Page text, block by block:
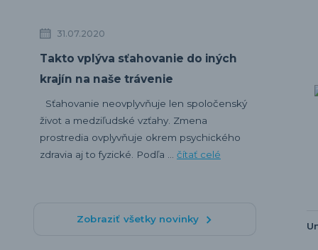
31.07.2020
Takto vplýva sťahovanie do iných
krajín na naše trávenie
Sťahovanie neovplyvňuje len spoločenský
život a medziľudské vzťahy. Zmena
prostredia ovplyvňuje okrem psychického
zdravia aj to fyzické. Podľa ... čítať celé
Zobraziť všetky novinky